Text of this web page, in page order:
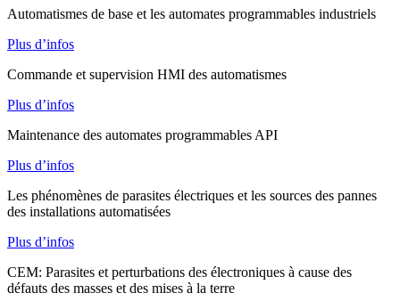
Automatismes de base et les automates programmables industriels
Plus d’infos
Commande et supervision HMI des automatismes
Plus d’infos
Maintenance des automates programmables API
Plus d’infos
Les phénomènes de parasites électriques et les sources des pannes
des installations automatisées
Plus d’infos
CEM: Parasites et perturbations des électroniques à cause des
défauts des masses et des mises à la terre